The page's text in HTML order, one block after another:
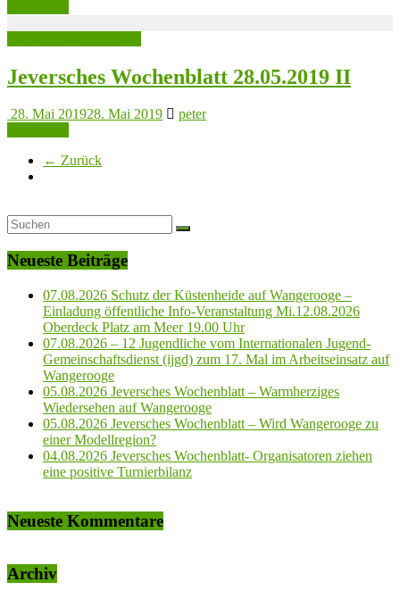
Jeversches Wochenblatt 28.05.2019 II
28. Mai 201928. Mai 2019
peter
← Zurück
Neueste Beiträge
07.08.2026 Schutz der Küstenheide auf Wangerooge –
Einladung öffentliche Info-Veranstaltung Mi.12.08.2026
Oberdeck Platz am Meer 19.00 Uhr
07.08.2026 – 12 Jugendliche vom Internationalen Jugend-
Gemeinschaftsdienst (ijgd) zum 17. Mal im Arbeitseinsatz auf
Wangerooge
05.08.2026 Jeversches Wochenblatt – Warmherziges
Wiedersehen auf Wangerooge
05.08.2026 Jeversches Wochenblatt – Wird Wangerooge zu
einer Modellregion?
04.08.2026 Jeversches Wochenblatt- Organisatoren ziehen
eine positive Turnierbilanz
Neueste Kommentare
Archiv